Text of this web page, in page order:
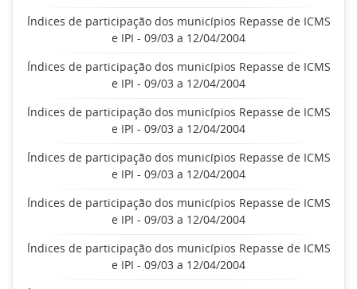
Índices de participação dos municípios Repasse de ICMS
e IPI - 09/03 a 12/04/2004
Índices de participação dos municípios Repasse de ICMS
e IPI - 09/03 a 12/04/2004
Índices de participação dos municípios Repasse de ICMS
e IPI - 09/03 a 12/04/2004
Índices de participação dos municípios Repasse de ICMS
e IPI - 09/03 a 12/04/2004
Índices de participação dos municípios Repasse de ICMS
e IPI - 09/03 a 12/04/2004
Índices de participação dos municípios Repasse de ICMS
e IPI - 09/03 a 12/04/2004